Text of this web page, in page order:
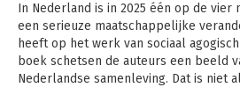
In Nederland is in 2025 één op de vier
een serieuze maatschappelijke
heeft op het werk van sociaal
boek schetsen de auteurs een beeld
Nederlandse samenleving. Dat is niet